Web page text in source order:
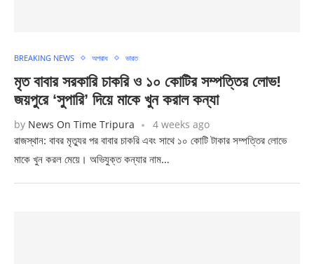
BREAKING NEWS অপরাধ ভারত
মৃত বাবার সরকারি চাকরি ও ১০ কোটির সম্পত্তির লোভ!
জয়পুরে ‘সুপারি’ দিয়ে মাকে খুন করাল কন্যা
by News On Time Tripura 4 weeks ago
রাজস্থান: বাবর মৃত্যুর পর বাবার চাকরি এবং সাথে ১০ কোটি টাকার সম্পত্তির লোভে
মাকে খুন করল মেয়ে। অভিযুক্ত কন্যার নাম…